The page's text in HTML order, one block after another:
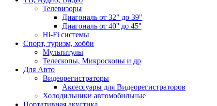
Телевизоры
Диагональ от 32" до 39"
Диагональ от 40'' до 45''
Hi-Fi системы
Спорт, туризм, хобби
Мультитулы
Телескопы, Микроскопы и др
Для Авто
Видеорегистраторы
Аксессуары для Видеорегистраторов
Холодильники автомобильные